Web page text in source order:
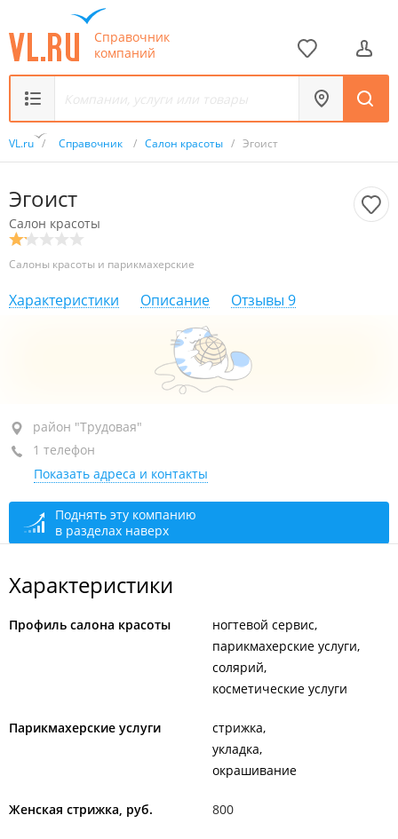
Справочник
компаний
VL.ru / Справочник / Салон красоты / Эгоист
Эгоист
Салон красоты
Салоны красоты и парикмахерские
Характеристики Описание Отзывы 9
район "Трудовая", ул. Связи, 3
1-й этаж
+7 (423) 225-06-78
открыто: 10:00–19:00
район "Трудовая"
1 телефон
Показать адреса и контакты
Поднять эту компанию
в разделах наверх
Характеристики
Профиль салона красоты
ногтевой сервис
парикмахерские услуги
солярий
косметические услуги
Парикмахерские услуги
стрижка
укладка
окрашивание
Женская стрижка, руб. 800